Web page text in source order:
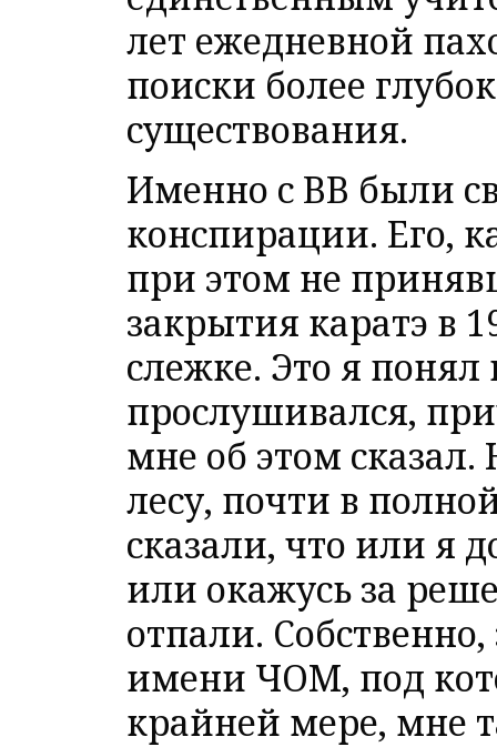
лет ежедневной
поиски более
существования.
Именно с ВВ были
конспирации. Его,
при этом не
закрытия каратэ в
слежке. Это я понял
прослушивался,
мне об этом сказал.
лесу, почти в
сказали, что или я
или окажусь за
отпали.
имени ЧОМ, под
крайней мере, мне